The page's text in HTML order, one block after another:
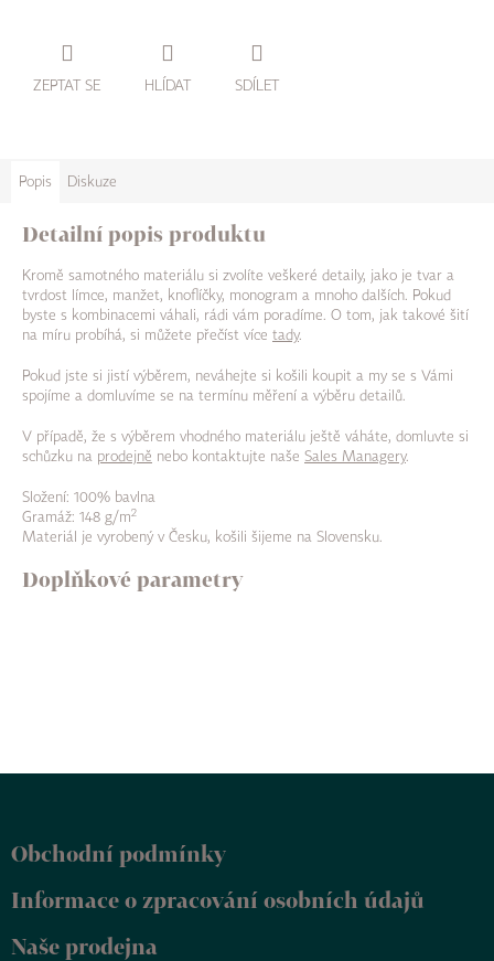
ZEPTAT SE HLÍDAT SDÍLET
Popis Diskuze
Detailní popis produktu
Kromě samotného materiálu si zvolíte veškeré detaily, jako je tvar a
tvrdost límce, manžet, knoflíčky, monogram a mnoho dalších. Pokud
byste s kombinacemi váhali, rádi vám poradíme. O tom, jak takové šití
na míru probíhá, si můžete přečíst více tady.
Pokud jste si jistí výběrem, neváhejte si košili koupit a my se s Vámi
spojíme a domluvíme se na termínu měření a výběru detailů.
V případě, že s výběrem vhodného materiálu ještě váháte, domluvte si
schůzku na prodejně nebo kontaktujte naše Sales Managery.
Složení: 100% bavlna
Gramáž: 148 g/m2
Materiál je vyrobený v Česku, košili šijeme na Slovensku.
Doplňkové parametry
Obchodní podmínky
Informace o zpracování osobních údajů
Naše prodejna